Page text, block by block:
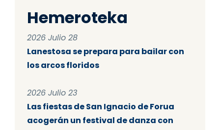
Hemeroteka
2026 Julio 28
Lanestosa se prepara para bailar con
los arcos floridos
2026 Julio 23
Las fiestas de San Ignacio de Forua
acogerán un festival de danza con